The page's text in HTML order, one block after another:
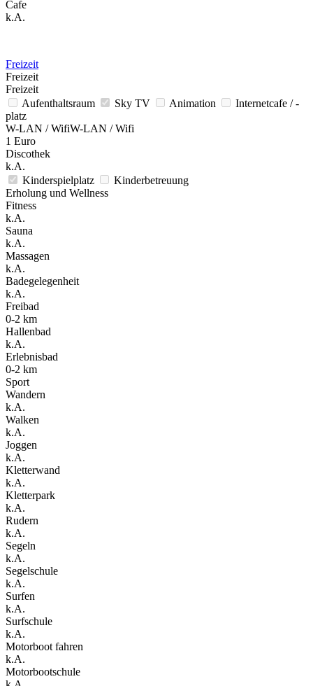
Cafe
k.A.
Freizeit
Freizeit
Freizeit
Aufenthaltsraum
Sky TV Animation
Internetcafe / -
platz
W-LAN / WifiW-LAN / Wifi
1 Euro
Discothek
k.A.
Kinderspielplatz
Kinderbetreuung
Erholung und Wellness
Fitness
k.A.
Sauna
k.A.
Massagen
k.A.
Badegelegenheit
k.A.
Freibad
0-2 km
Hallenbad
k.A.
Erlebnisbad
0-2 km
Sport
Wandern
k.A.
Walken
k.A.
Joggen
k.A.
Kletterwand
k.A.
Kletterpark
k.A.
Rudern
k.A.
Segeln
k.A.
Segelschule
k.A.
Surfen
k.A.
Surfschule
k.A.
Motorboot fahren
k.A.
Motorbootschule